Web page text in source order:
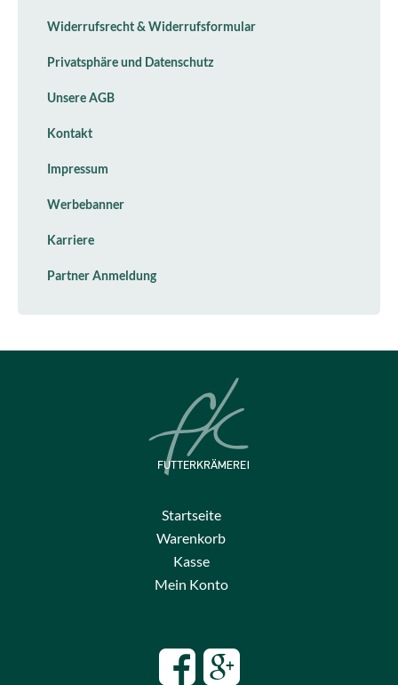
Widerrufsrecht & Widerrufsformular
Privatsphäre und Datenschutz
Unsere AGB
Kontakt
Impressum
Werbebanner
Karriere
Partner Anmeldung
Startseite
Warenkorb
Kasse
Mein Konto